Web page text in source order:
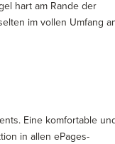
hart am Rande der
im vollen Umfang
Eine komfortable
in allen ePages-